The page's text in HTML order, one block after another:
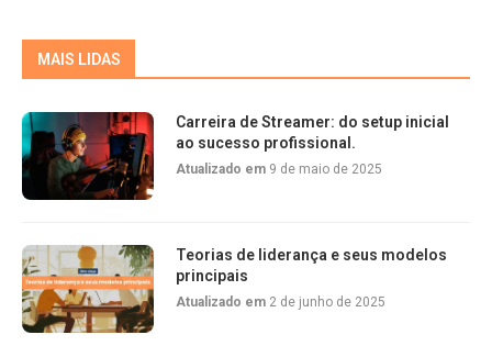
MAIS LIDAS
Carreira de Streamer: do setup inicial
ao sucesso profissional.
Atualizado em 9 de maio de 2025
Teorias de liderança e seus modelos
principais
Atualizado em 2 de junho de 2025